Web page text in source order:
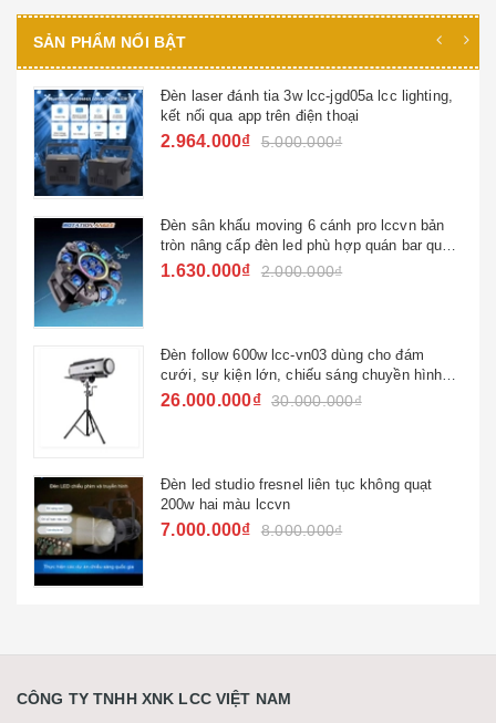
SẢN PHẨM NỔI BẬT
Đèn beam 295w viền led lcc-b295v ( power
450w )
4.950.000₫ 5.500.000₫
Đèn nấm hoa văn laser quán bar nhà hàng
1.700.000₫
Đèn beam chùm hoa văn led lccvn 180w
3.880.000₫ 4.500.000₫
Đèn beam hoa văn night lf 120 hộp đêm đám
cưới
4.563.000₫ 5.500.000₫
CÔNG TY TNHH XNK LCC VIỆT NAM